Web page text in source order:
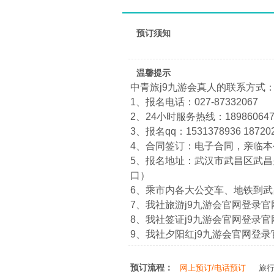
预订须知
温馨提示
中青旅j9九游会真人的联系方式
1、报名电话：027-87332067
2、24小时服务热线：
3、报名qq：1531378936
4、合同签订：电子合同，亲临
5、报名地址：武汉市武昌区武
口）
6、乘市内各大公交车、地铁到
7、我社旅游j9九游会官网登录
8、我社签证j9九游会官网登录
9、我社夕阳红j9九游会官网登
预订流程： 网上预订/电话预订 旅